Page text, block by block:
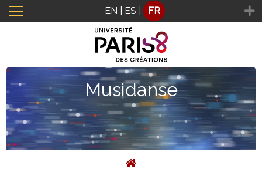
Panneau de gestion des cookies
EN ES FR
Musidanse